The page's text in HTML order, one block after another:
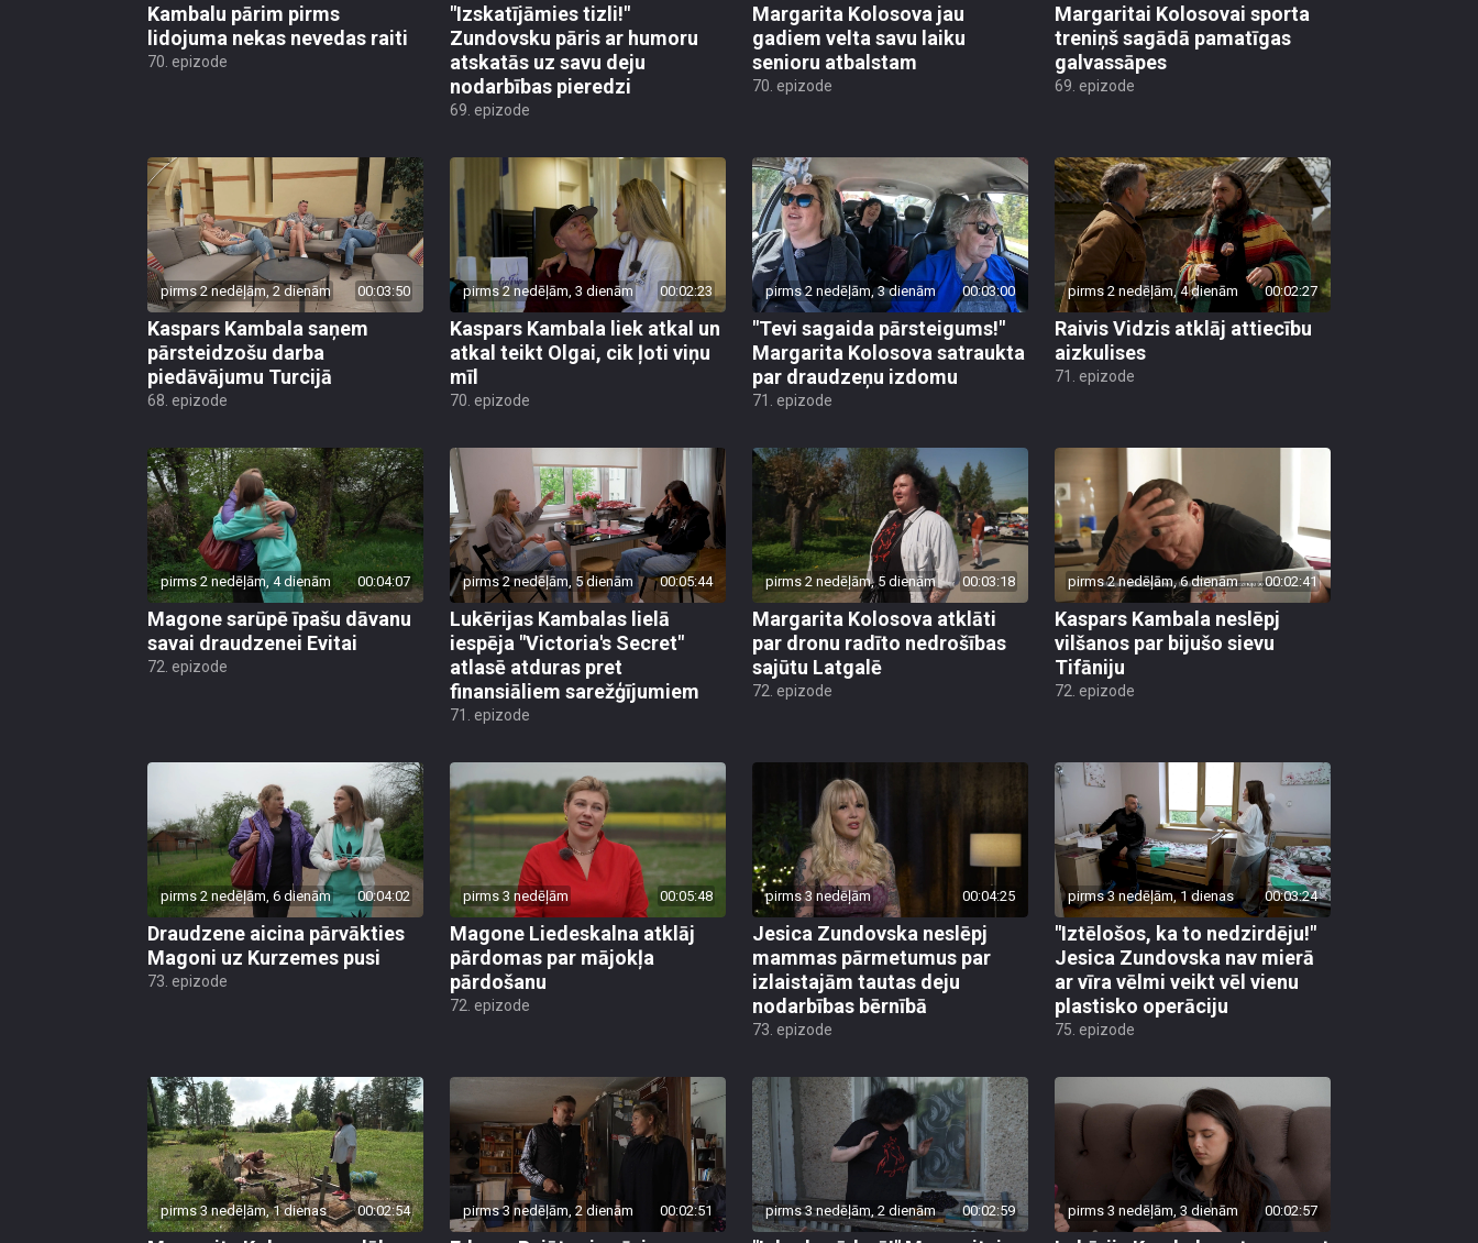
Kambalu pārim pirms
lidojuma nekas nevedas raiti
70. epizode
"Izskatījāmies tizli!"
Zundovsku pāris ar humoru
atskatās uz savu deju
nodarbības pieredzi
69. epizode
Margarita Kolosova jau
gadiem velta savu laiku
senioru atbalstam
70. epizode
Margaritai Kolosovai sporta
treniņš sagādā pamatīgas
galvassāpes
69. epizode
pirms 2 nedēļām, 2 dienām 00:03:50
Kaspars Kambala saņem
pārsteidzošu darba
piedāvājumu Turcijā
68. epizode
pirms 2 nedēļām, 3 dienām 00:02:23
Kaspars Kambala liek atkal un
atkal teikt Olgai, cik ļoti viņu
mīl
70. epizode
pirms 2 nedēļām, 3 dienām 00:03:00
"Tevi sagaida pārsteigums!"
Margarita Kolosova satraukta
par draudzeņu izdomu
71. epizode
pirms 2 nedēļām, 4 dienām 00:02:27
Raivis Vidzis atklāj attiecību
aizkulises
71. epizode
pirms 2 nedēļām, 4 dienām 00:04:07
Magone sarūpē īpašu dāvanu
savai draudzenei Evitai
72. epizode
pirms 2 nedēļām, 5 dienām 00:05:44
Lukērijas Kambalas lielā
iespēja "Victoria's Secret"
atlasē atduras pret
finansiāliem sarežģījumiem
71. epizode
pirms 2 nedēļām, 5 dienām 00:03:18
Margarita Kolosova atklāti
par dronu radīto nedrošības
sajūtu Latgalē
72. epizode
pirms 2 nedēļām, 6 dienām 00:02:41
Kaspars Kambala neslēpj
vilšanos par bijušo sievu
Tifāniju
72. epizode
pirms 2 nedēļām, 6 dienām 00:04:02
Draudzene aicina pārvākties
Magoni uz Kurzemes pusi
73. epizode
pirms 3 nedēļām 00:05:48
Magone Liedeskalna atklāj
pārdomas par mājokļa
pārdošanu
72. epizode
pirms 3 nedēļām 00:04:25
Jesica Zundovska neslēpj
mammas pārmetumus par
izlaistajām tautas deju
nodarbības bērnībā
73. epizode
pirms 3 nedēļām, 1 dienas 00:03:24
"Iztēlošos, ka to nedzirdēju!"
Jesica Zundovska nav mierā
ar vīra vēlmi veikt vēl vienu
plastisko operāciju
75. epizode
pirms 3 nedēļām, 1 dienas 00:02:54 pirms 3 nedēļām, 2 dienām 00:02:51 pirms 3 nedēļām, 2 dienām 00:02:59 pirms 3 nedēļām, 3 dienām 00:02:57